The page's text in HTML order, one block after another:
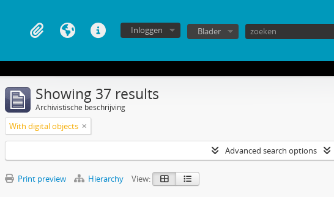
Inloggen Blader
Showing 37 results
Archivistische beschrijving
With digital objects
Advanced search options
Print preview Hierarchy View: